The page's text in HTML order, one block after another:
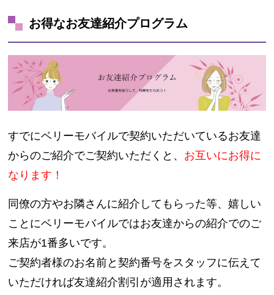
お得なお友達紹介プログラム
すでにベリーモバイルで契約いただいているお友達
からのご紹介でご契約いただくと、 お互いにお得に
なります！
同僚の方やお隣さんに紹介してもらった等、嬉しい
ことにベリーモバイルではお友達からの紹介でのご
来店が1番多いです。
ご契約者様のお名前と契約番号をスタッフに伝えて
いただければ友達紹介割引が適用されます。